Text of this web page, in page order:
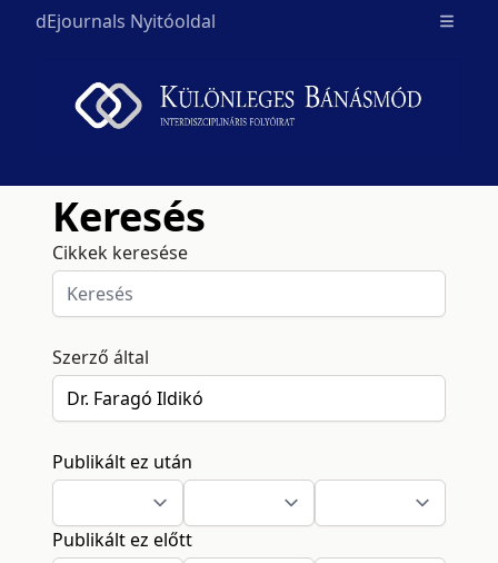
dEjournals Nyitóoldal Open
Keresés
Cikkek keresése
Szerző által
Publikált ez után
Publikált ez előtt